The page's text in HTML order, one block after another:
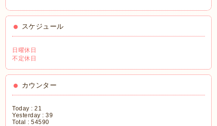
スケジュール
日曜休日
不定休日
カウンター
Today :21
Yesterday :39
Total :54590